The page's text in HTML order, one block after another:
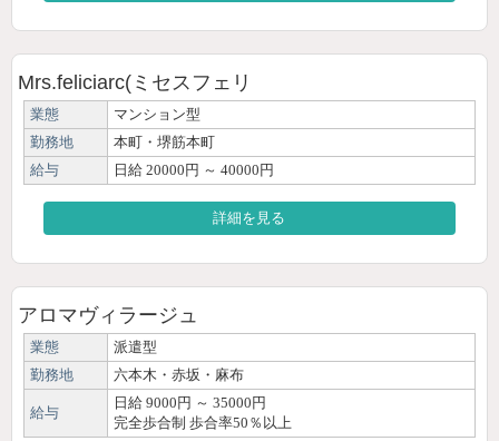
Mrs.feliciarc(ミセスフェリ
業態
マンション型
勤務地
本町・堺筋本町
給与
日給 20000円 ～ 40000円
詳細を見る
アロマヴィラージュ
業態
派遣型
勤務地
六本木・赤坂・麻布
給与
日給 9000円 ～ 35000円
完全歩合制 歩合率50％以上